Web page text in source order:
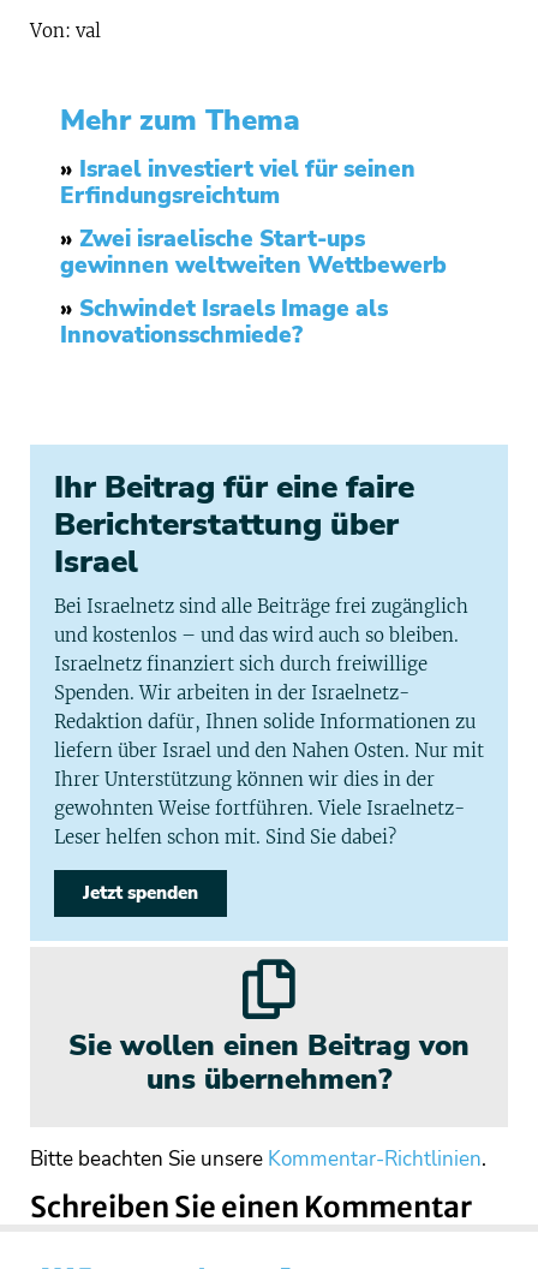
Von: val
Mehr zum Thema
» Israel investiert viel für seinen
Erfindungsreichtum
» Zwei israelische Start-ups
gewinnen weltweiten Wettbewerb
» Schwindet Israels Image als
Innovationsschmiede?
Ihr Beitrag für eine faire
Berichterstattung über
Israel
Bei Israelnetz sind alle Beiträge frei zugänglich
und kostenlos – und das wird auch so bleiben.
Israelnetz finanziert sich durch freiwillige
Spenden. Wir arbeiten in der Israelnetz-
Redaktion dafür, Ihnen solide Informationen zu
liefern über Israel und den Nahen Osten. Nur mit
Ihrer Unterstützung können wir dies in der
gewohnten Weise fortführen. Viele Israelnetz-
Leser helfen schon mit. Sind Sie dabei?
Jetzt spenden
Sie wollen einen Beitrag von
uns übernehmen?
Bitte beachten Sie unsere Kommentar-Richtlinien.
Schreiben Sie einen Kommentar